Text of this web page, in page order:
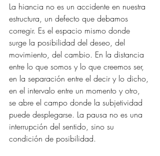
La hiancia no es un accidente en nuestra
estructura, un defecto que debamos
corregir. Es el espacio mismo donde
surge la posibilidad del deseo, del
movimiento, del cambio. En la distancia
entre lo que somos y lo que creemos ser,
en la separación entre el decir y lo dicho,
en el intervalo entre un momento y otro,
se abre el campo donde la subjetividad
puede desplegarse. La pausa no es una
interrupción del sentido, sino su
condición de posibilidad.